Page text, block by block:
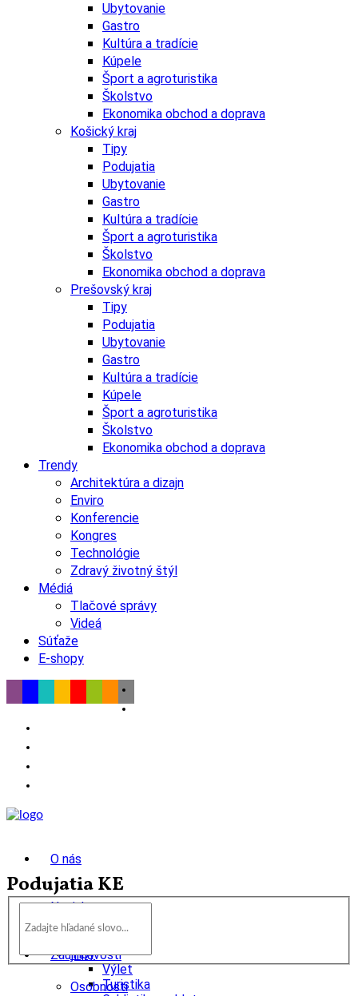
Ubytovanie
Gastro
Kultúra a tradície
Kúpele
Šport a agroturistika
Školstvo
Ekonomika obchod a doprava
Košický kraj
Tipy
Podujatia
Ubytovanie
Gastro
Kultúra a tradície
Šport a agroturistika
Školstvo
Ekonomika obchod a doprava
Prešovský kraj
Tipy
Podujatia
Ubytovanie
Gastro
Kultúra a tradície
Kúpele
Šport a agroturistika
Školstvo
Ekonomika obchod a doprava
Trendy
Architektúra a dizajn
Enviro
Konferencie
Kongres
Technológie
Zdravý životný štýl
Médiá
Tlačové správy
Videá
Súťaže
E-shopy
O nás
Novinky
Tipy
Výlet
Turistika
Zaujímavosti
Osobnosti
Podujatia KE